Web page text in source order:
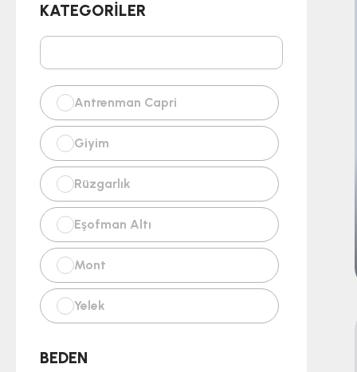
KATEGORILER
Antrenman Capri
Giyim
Rüzgarlık
Eşofman Altı
Mont
Yelek
BEDEN